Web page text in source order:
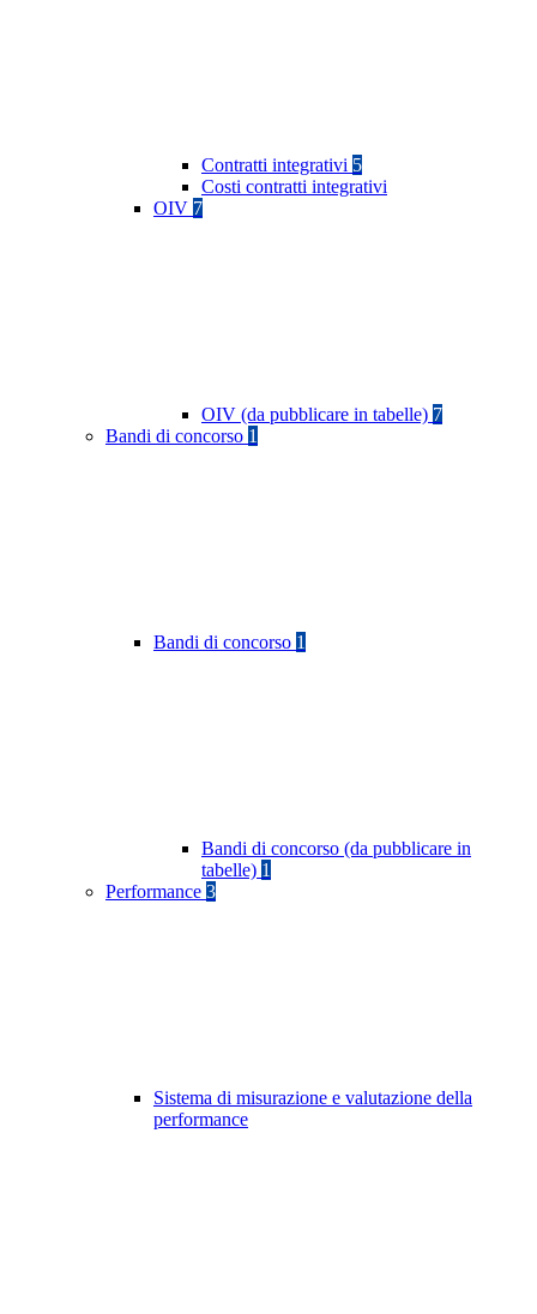
Contratti integrativi 5
Costi contratti integrativi
OIV 7
OIV (da pubblicare in tabelle) 7
Bandi di concorso 1
Bandi di concorso 1
Bandi di concorso (da pubblicare in
tabelle) 1
Performance 3
Sistema di misurazione e valutazione della
performance